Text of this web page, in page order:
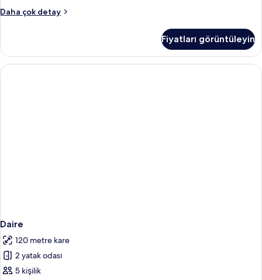
Daha çok detay
Tek
hakkında
daha
fazla
Fiyatları görüntüleyin
Daire
120 metre kare
2 yatak odası
5 kişilik